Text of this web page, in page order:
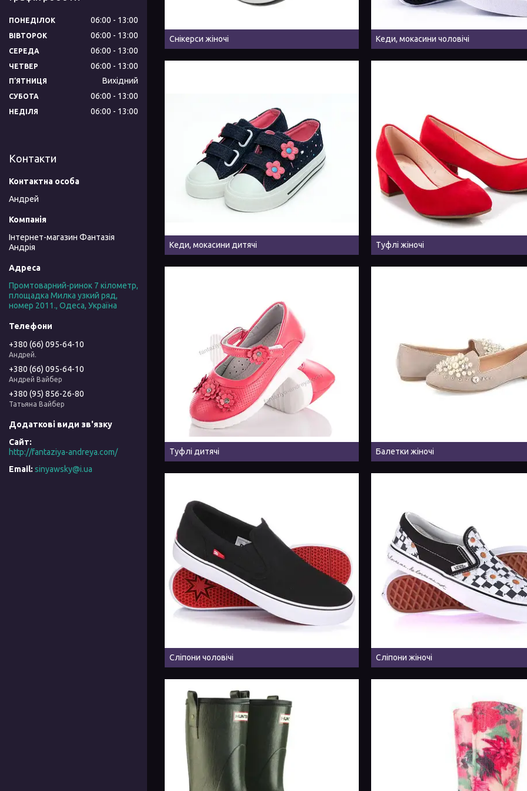
Снікерси жіночі Кеди, мокасини чоловічі
Кеди, мокасини дитячі Туфлі жіночі
Туфлі дитячі Балетки жіночі
Сліпони чоловічі Сліпони жіночі
ПОНЕДІЛОК 06:00 13:00
ВІВТОРОК 06:00 13:00
СЕРЕДА 06:00 13:00
ЧЕТВЕР 06:00 13:00
ПʼЯТНИЦЯ Вихідний
СУБОТА 06:00 13:00
НЕДІЛЯ 06:00 13:00
Контакти
Андрей
Інтернет-магазин Фантазія
Андрія
Промтоварний-ринок 7 кілометр,
площадка Милка узкий ряд,
номер 2011., Одеса, Україна
+380 (66) 095-64-10
Андрей.
+380 (66) 095-64-10
Андрей Вайбер
+380 (95) 856-26-80
Татьяна Вайбер
http://fantaziya-andreya.com/
sinyawsky@i.ua